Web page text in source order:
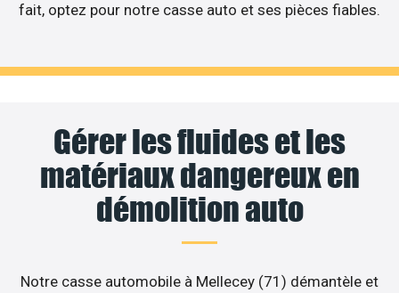
fait, optez pour notre casse auto et ses pièces fiables.
Gérer les fluides et les
matériaux dangereux en
démolition auto
Notre casse automobile à Mellecey (71) démantèle et